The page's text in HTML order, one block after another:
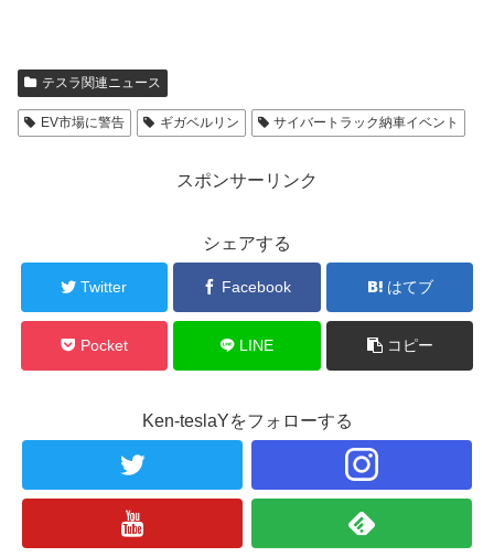
テスラ関連ニュース
EV市場に警告 ギガベルリン サイバートラック納車イベント
スポンサーリンク
シェアする
Twitter Facebook はてブ
Pocket LINE コピー
Ken-teslaYをフォローする